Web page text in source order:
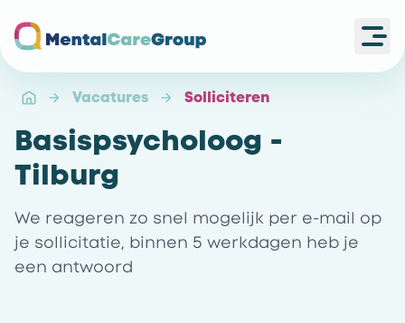
Vacatures Solliciteren
Basispsycholoog -
Tilburg
We reageren zo snel mogelijk per e-mail op
je sollicitatie, binnen 5 werkdagen heb je
een antwoord